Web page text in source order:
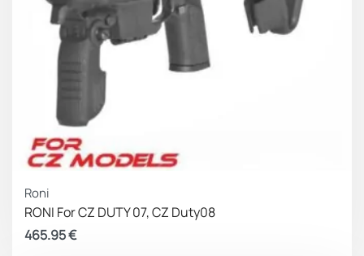
Roni
RONI For CZ DUTY 07, CZ Duty08
465.95€